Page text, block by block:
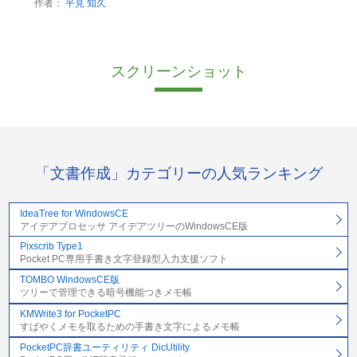
作者： 平見 知久
スクリーンショット
「文書作成」カテゴリーの人気ランキング
IdeaTree for WindowsCE
アイデアプロセッサ アイデアツリーのWindowsCE版
Pixscrib Type1
Pocket PC専用手書き文字登録型入力支援ソフト
TOMBO WindowsCE版
ツリーで管理できる暗号機能つきメモ帳
KMWrite3 for PocketPC
すばやくメモを取るための手書き文字によるメモ帳
PocketPC辞書ユーティリティ DicUtility